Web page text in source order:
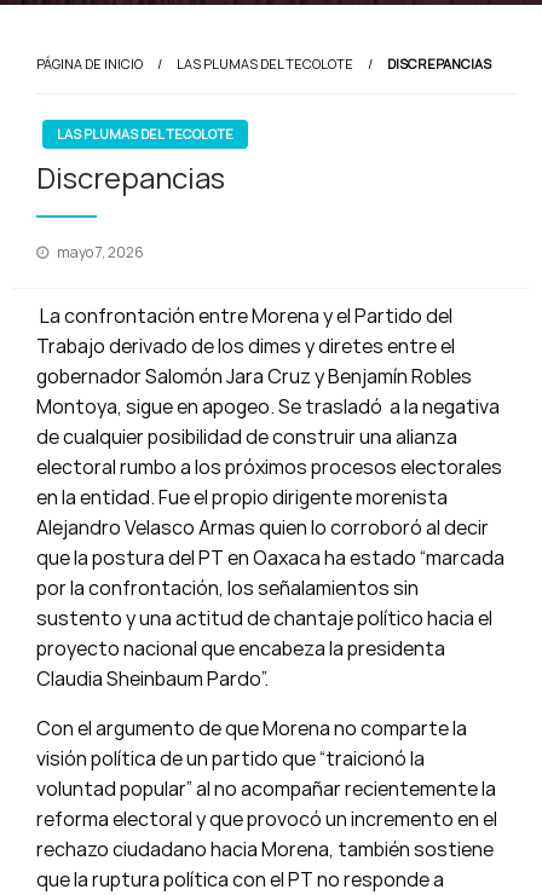
PÁGINA DE INICIO LAS PLUMAS DEL TECOLOTE DISCREPANCIAS
LAS PLUMAS DEL TECOLOTE
Discrepancias
Publicado
mayo 7, 2026
La confrontación entre Morena y el Partido del
Trabajo derivado de los dimes y diretes entre el
gobernador Salomón Jara Cruz y Benjamín Robles
Montoya, sigue en apogeo. Se trasladó a la negativa
de cualquier posibilidad de construir una alianza
electoral rumbo a los próximos procesos electorales
en la entidad. Fue el propio dirigente morenista
Alejandro Velasco Armas quien lo corroboró al decir
que la postura del PT en Oaxaca ha estado “marcada
por la confrontación, los señalamientos sin
sustento y una actitud de chantaje político hacia el
proyecto nacional que encabeza la presidenta
Claudia Sheinbaum Pardo”.
Con el argumento de que Morena no comparte la
visión política de un partido que “traicionó la
voluntad popular” al no acompañar recientemente la
reforma electoral y que provocó un incremento en el
rechazo ciudadano hacia Morena, también sostiene
que la ruptura política con el PT no responde a